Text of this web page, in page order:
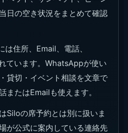
日の空き状況をまとめて確認
住所、Email、電話、
ています。WhatsAppが使い
貸切・イベント相談を文章で
またはEmailも使えます。
Siloの席予約とは別に扱いま
が公式に案内している連絡先